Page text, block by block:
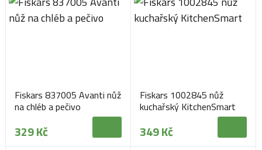
Fiskars 837005 Avanti nůž
na chléb a pečivo
329 Kč
Fiskars 1002845 nůž
kuchařský KitchenSmart
349 Kč